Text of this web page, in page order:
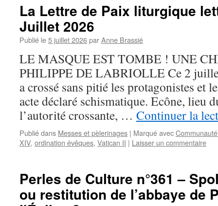
La Lettre de Paix liturgique
Juillet 2026
Publié le5 juillet 2026parAnne Brassié
LE MASQUE EST TOMBE ! UNE
PHILIPPE DE LABRIOLLE Ce 2
a crossé sans pitié les protagonistes et
acte déclaré schismatique. Ecône, lieu
l’autorité crossante, … Continuer la
Publié dans Messes et pèlerinages | Marqué avec
XIV, ordination évêques, Vatican II | Laisser un commentaire
Perles de Culture n°361 –
ou restitution de l’abbaye de